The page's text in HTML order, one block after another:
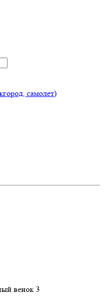
самолет)
венок 3